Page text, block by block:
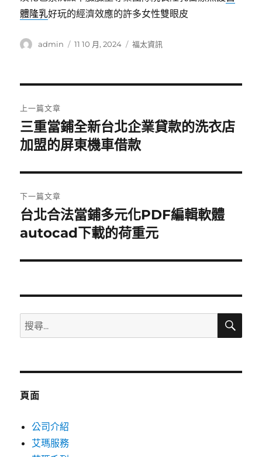
體隆乳好玩的經濟效應的許多女性雙眼皮
作
admin
發
11 10 月, 2024
分
福太資訊
章
導
覽
上一篇文章
上
一
文
章:
三重當鋪全新台北企業貸款的洗衣店
加盟的屏東機車借款
下一篇文章
下
一
文
台北合法當鋪多元化PDF編輯軟體
autocad下載的荷重元
搜
尋
鍵
搜
頁面
公司介紹
艾瑪服務